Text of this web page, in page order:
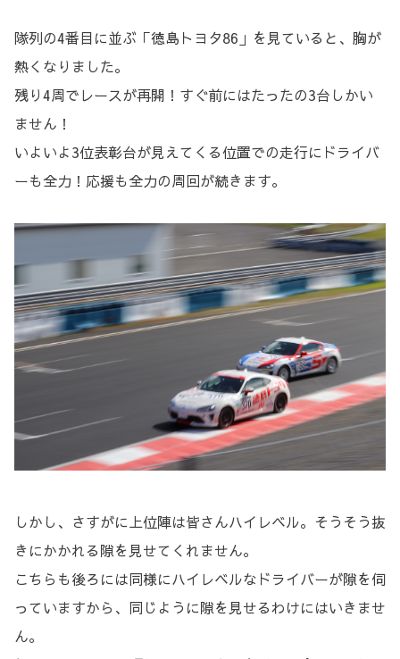
隊列の4番目に並ぶ「徳島トヨタ86」を見ていると、胸が
熱くなりました。
残り4周でレースが再開！すぐ前にはたったの3台しかい
ません！
いよいよ3位表彰台が見えてくる位置での走行にドライバ
ーも全力！応援も全力の周回が続きます。
しかし、さすがに上位陣は皆さんハイレベル。そうそう抜
きにかかれる隙を見せてくれません。
こちらも後ろには同様にハイレベルなドライバーが隙を伺
っていますから、同じように隙を見せるわけにはいきませ
ん。